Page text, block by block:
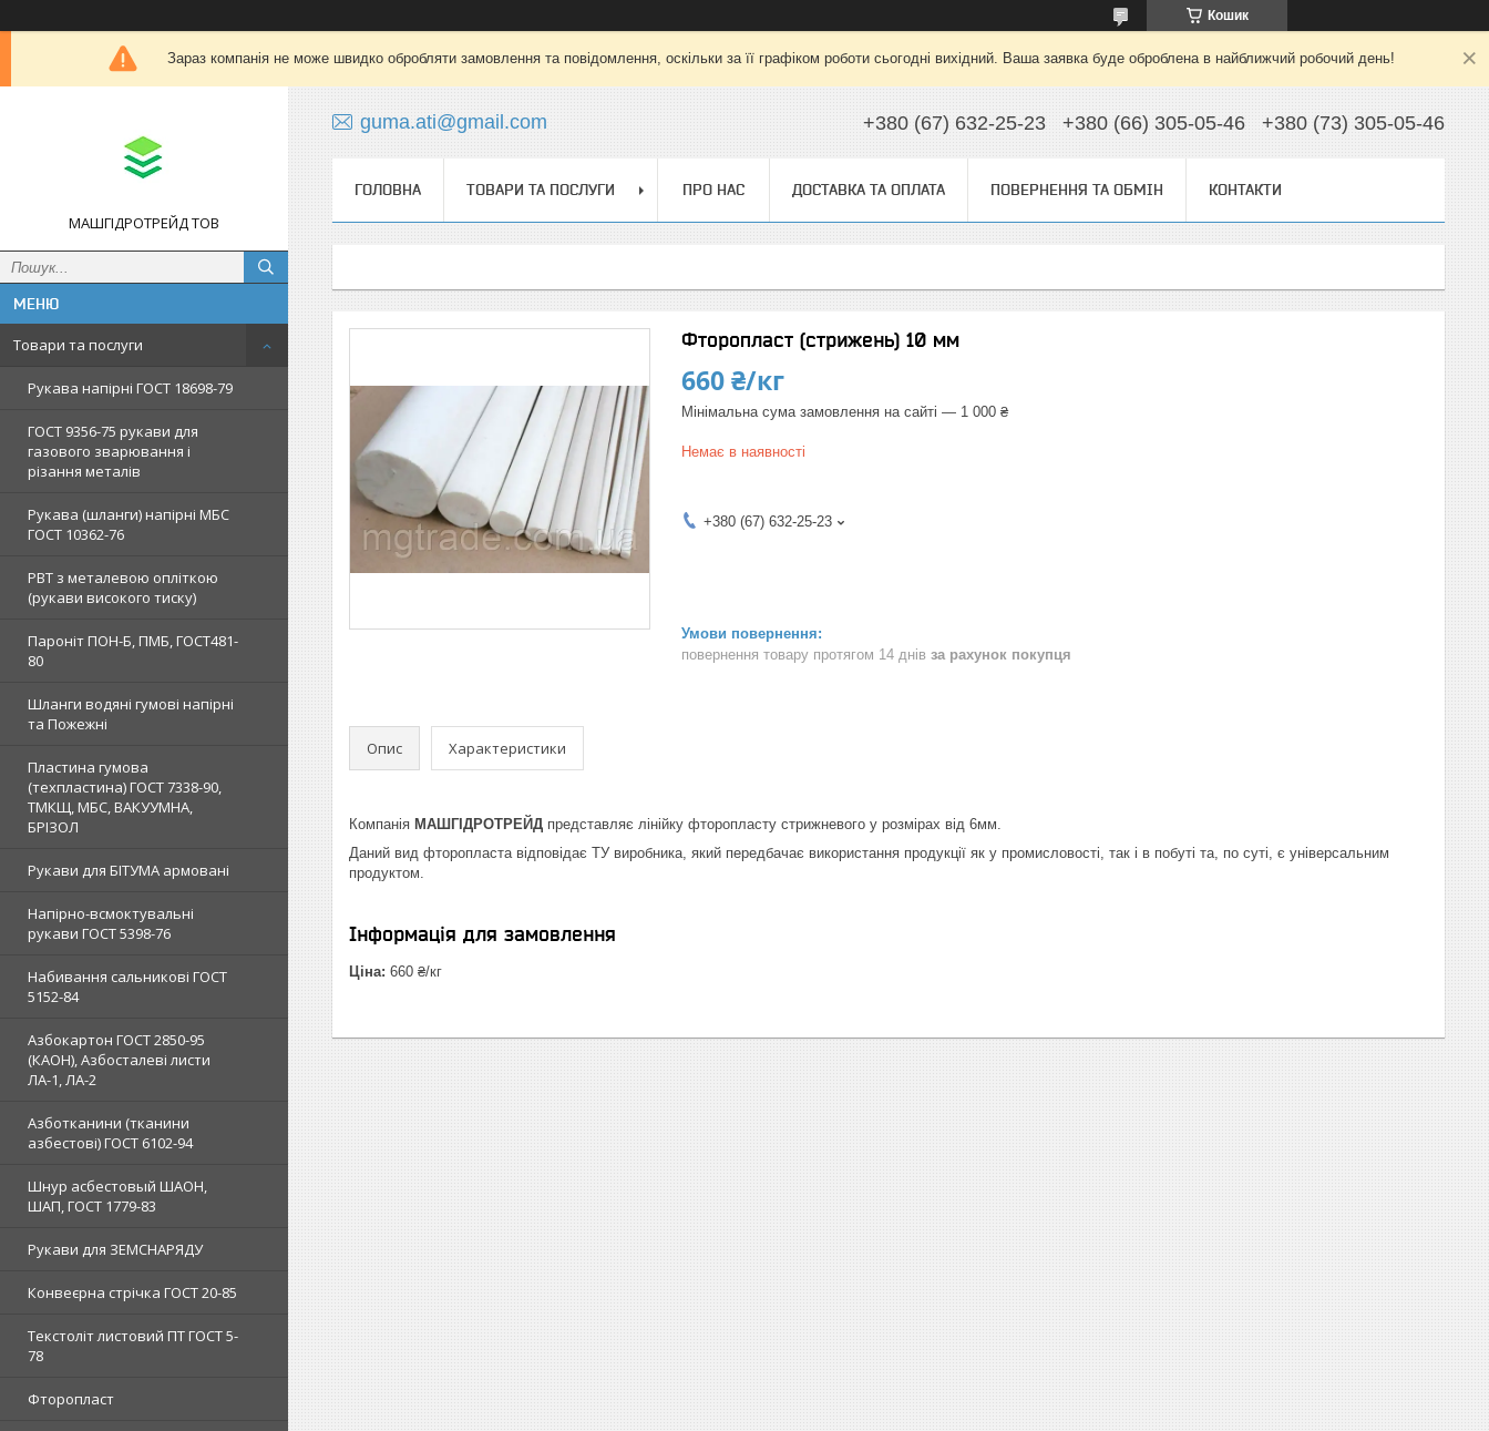
Кошик
Зараз компанія не може швидко обробляти замовлення та повідомлення, оскільки за її графіком роботи сьогодні вихідний. Ваша заявка буде оброблена в найближчий робочий день!
МАШГІДРОТРЕЙД ТОВ
Товари та послуги
Рукава напірні ГОСТ 18698-79
ГОСТ 9356-75 рукави для
газового зварювання і
різання металів
Рукава (шланги) напірні МБС
ГОСТ 10362-76
РВТ з металевою опліткою
(рукави високого тиску)
Пароніт ПОН-Б, ПМБ, ГОСТ481-
80
Шланги водяні гумові напірні
та Пожежні
Пластина гумова
(техпластина) ГОСТ 7338-90,
ТМКЩ, МБС, ВАКУУМНА,
БРІЗОЛ
Рукави для БІТУМА армовані
Напірно-всмоктувальні
рукави ГОСТ 5398-76
Набивання сальникові ГОСТ
5152-84
Азбокартон ГОСТ 2850-95
(КАОН), Азбосталеві листи
ЛА-1, ЛА-2
Азботканини (тканини
азбестові) ГОСТ 6102-94
Шнур асбестовый ШАОН,
ШАП, ГОСТ 1779-83
Рукави для ЗЕМСНАРЯДУ
Конвеєрна стрічка ГОСТ 20-85
Текстоліт листовий ПТ ГОСТ 5-
78
Фторопласт
guma.ati@gmail.com +380 (67) 632-25-23 +380 (66) 305-05-46 +380 (73) 305-05-46
ГОЛОВНА ТОВАРИ ТА ПОСЛУГИ ПРО НАС ДОСТАВКА ТА ОПЛАТА ПОВЕРНЕННЯ ТА ОБМІН КОНТАКТИ
Фторопласт (стрижень) 10 мм
660 ₴/кг
Мінімальна сума замовлення на сайті — 1 000 ₴
Немає в наявності
+380 (67) 632-25-23
повернення товару протягом 14 днів за рахунок покупця
Опис Характеристики
Компанія МАШГІДРОТРЕЙД представляє лінійку фторопласту стрижневого у розмірах від 6мм.
Даний вид фторопласта відповідає ТУ виробника, який передбачає використання продукції як у промисловості, так і в побуті та, по суті, є універсальним
продуктом.
Інформація для замовлення
Ціна: 660 ₴/кг